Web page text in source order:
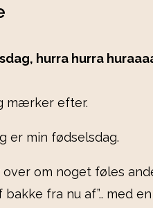
hurra hurra
mærker efter.
er min fødselsdag.
om noget føles
fra nu af”.. med